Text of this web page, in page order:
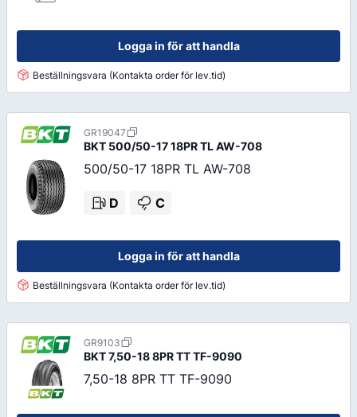
Logga in för att handla
Beställningsvara (Kontakta order för lev.tid)
GR19047
BKT 500/50-17 18PR TL AW-708
500/50-17 18PR TL AW-708
D C
Logga in för att handla
Beställningsvara (Kontakta order för lev.tid)
GR9103
BKT7,50-18 8PR TT TF-9090
7,50-18 8PR TT TF-9090